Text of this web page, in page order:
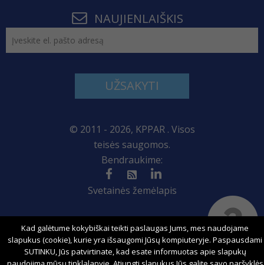
NAUJIENLAIŠKIS
UŽSAKYTI
© 2011 - 2026, KPPAR . Visos
teisės saugomos.
Bendraukime:
Svetainės žemėlapis
Sprendimas:
Kad galėtume kokybiškai teikti paslaugas Jums, mes naudojame
slapukus (cookie), kurie yra išsaugomi Jūsų kompiuteryje. Paspausdami
SUTINKU, Jūs patvirtinate, kad esate informuotas apie slapukų